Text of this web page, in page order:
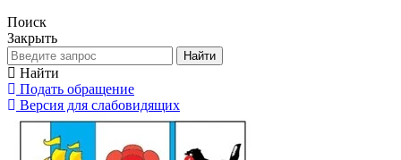
Поиск
Закрыть
Найти
Найти
Подать обращение
Версия для слабовидящих